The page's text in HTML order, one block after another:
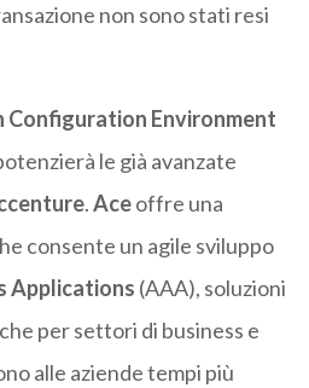
non sono stati resi
Configuration Environment
le già avanzate
.Aceoffre una
consente un agile sviluppo
Applications (AAA), soluzioni
per settori di business e
alle aziende tempi più